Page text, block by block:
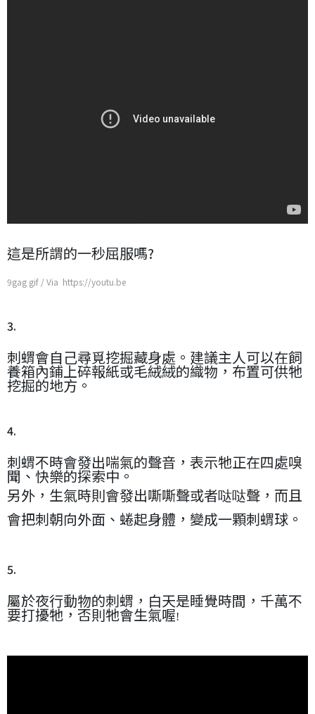
這是所謂的一秒屈服嗎?
9gag gif / Via https://youtu.be
3.
刺蝟會自己尋覓挖掘藏身處。建議主人可以在飼
養箱內鋪上碎報紙或毛絨絨的織物，布置可供牠
挖掘的地方。
4.
刺蝟不時會發出喘氣的聲音，表示牠正在四處嗅
聞、快樂的探索中。
另外，生氣時則會發出嘶嘶聲或者哒哒聲，而且
會把刺朝向外面、蜷起身體，變成一顆刺蝟球。
5.
屬於夜行動物的刺蝟，白天是睡覺時間，千萬不
要打擾牠，否則牠會生氣喔!